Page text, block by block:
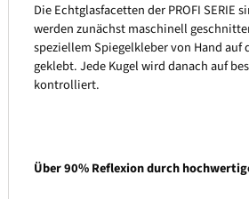
Die Echtglasfacetten der PROFI SERIE
werden zunächst maschinell
speziellem Spiegelkleber von Hand auf
geklebt. Jede Kugel wird danach auf
kontrolliert.
Über 90% Reflexion durch